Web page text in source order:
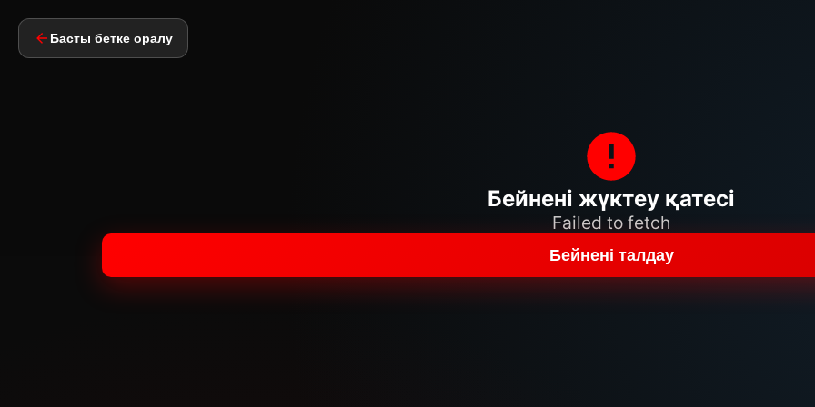
Басты бетке оралу
Бейнені жүктеу қатесі
Failed to fetch
Бейнені талдау